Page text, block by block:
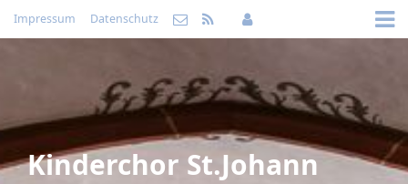
Impressum Datenschutz
Kinderchor St.Johann